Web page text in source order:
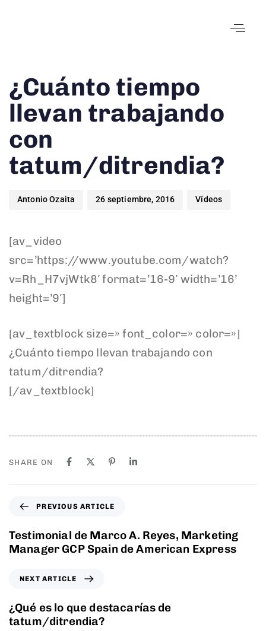
¿Cuánto tiempo
llevan trabajando
con
tatum/ditrendia?
Antonio Ozaita 26 septiembre, 2016 Vídeos
[av_video
src=’https://www.youtube.com/watch?
v=Rh_H7vjWtk8′ format=’16-9′ width=’16’
height=’9′]
[av_textblock size=» font_color=» color=»]
¿Cuánto tiempo llevan trabajando con
tatum/ditrendia?
[/av_textblock]
SHARE ON
PREVIOUS ARTICLE
Testimonial de Marco A. Reyes, Marketing
Manager GCP Spain de American Express
NEXT ARTICLE
¿Qué es lo que destacarías de
tatum/ditrendia?